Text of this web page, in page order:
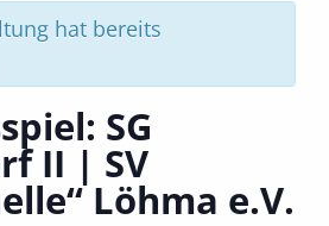
hat bereits
SG
II | SV
Löhma e.V.